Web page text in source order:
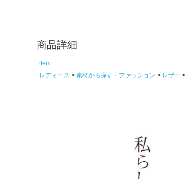
商品詳細
item
レディース
素材から探す・ファッション レザー